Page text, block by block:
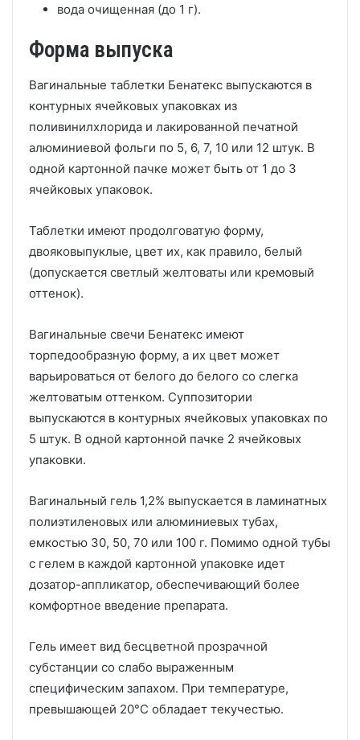
вода очищенная (до 1 г).
Форма выпуска
Вагинальные таблетки Бенатекс выпускаются в
контурных ячейковых упаковках из
поливинилхлорида и лакированной печатной
алюминиевой фольги по 5, 6, 7, 10 или 12 штук. В
одной картонной пачке может быть от 1 до 3
ячейковых упаковок.
Таблетки имеют продолговатую форму,
двояковыпуклые, цвет их, как правило, белый
(допускается светлый желтоваты или кремовый
оттенок).
Вагинальные свечи Бенатекс имеют
торпедообразную форму, а их цвет может
варьироваться от белого до белого со слегка
желтоватым оттенком. Суппозитории
выпускаются в контурных ячейковых упаковках по
5 штук. В одной картонной пачке 2 ячейковых
упаковки.
Вагинальный гель 1,2% выпускается в ламинатных
полиэтиленовых или алюминиевых тубах,
емкостью 30, 50, 70 или 100 г. Помимо одной тубы
с гелем в каждой картонной упаковке идет
дозатор-аппликатор, обеспечивающий более
комфортное введение препарата.
Гель имеет вид бесцветной прозрачной
субстанции со слабо выраженным
специфическим запахом. При температуре,
превышающей 20°С обладает текучестью.